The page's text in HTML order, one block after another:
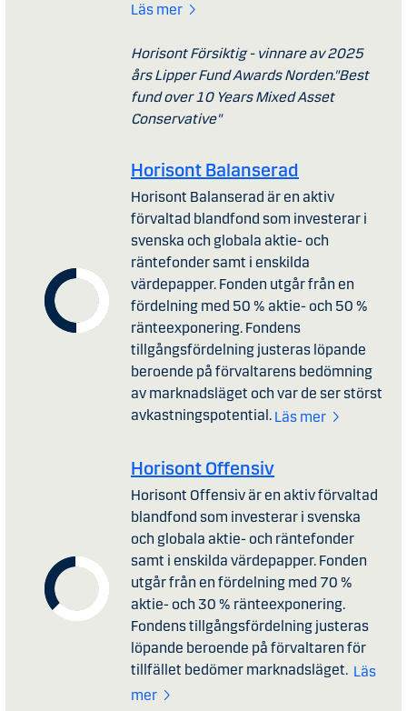
Läs mer
Horisont Försiktig - vinnare av 2025
års Lipper Fund Awards Norden."Best
fund over 10 Years Mixed Asset
Conservative"
Horisont Balanserad
Horisont Balanserad är en aktiv
förvaltad blandfond som investerar i
svenska och globala aktie- och
räntefonder samt i enskilda
värdepapper. Fonden utgår från en
fördelning med 50 % aktie- och 50 %
ränteexponering. Fondens
tillgångsfördelning justeras löpande
beroende på förvaltarens bedömning
av marknadsläget och var de ser störst
avkastningspotential. Läs mer
Horisont Offensiv
Horisont Offensiv är en aktiv förvaltad
blandfond som investerar i svenska
och globala aktie- och räntefonder
samt i enskilda värdepapper. Fonden
utgår från en fördelning med 70 %
aktie- och 30 % ränteexponering.
Fondens tillgångsfördelning justeras
löpande beroende på förvaltaren för
tillfället bedömer marknadsläget. Läs
mer